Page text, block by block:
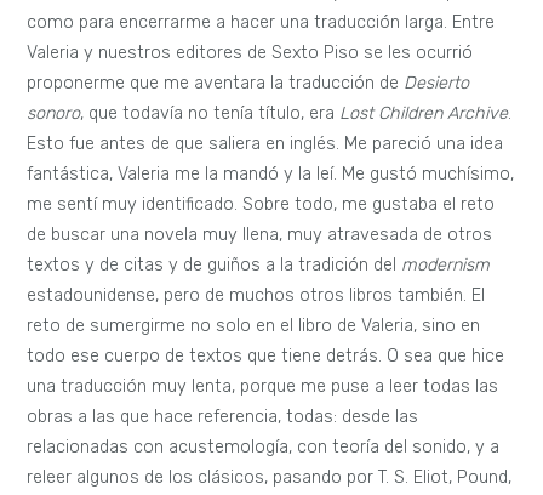
como para encerrarme a hacer una traducción larga. Entre
Valeria y nuestros editores de Sexto Piso se les ocurrió
proponerme que me aventara la traducción de Desierto
sonoro, que todavía no tenía título, era Lost Children Archive.
Esto fue antes de que saliera en inglés. Me pareció una idea
fantástica, Valeria me la mandó y la leí. Me gustó muchísimo,
me sentí muy identificado. Sobre todo, me gustaba el reto
de buscar una novela muy llena, muy atravesada de otros
textos y de citas y de guiños a la tradición del modernism
estadounidense, pero de muchos otros libros también. El
reto de sumergirme no solo en el libro de Valeria, sino en
todo ese cuerpo de textos que tiene detrás. O sea que hice
una traducción muy lenta, porque me puse a leer todas las
obras a las que hace referencia, todas: desde las
relacionadas con acustemología, con teoría del sonido, y a
releer algunos de los clásicos, pasando por T. S. Eliot, Pound,